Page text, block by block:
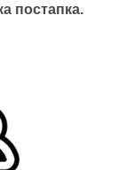
постапка.